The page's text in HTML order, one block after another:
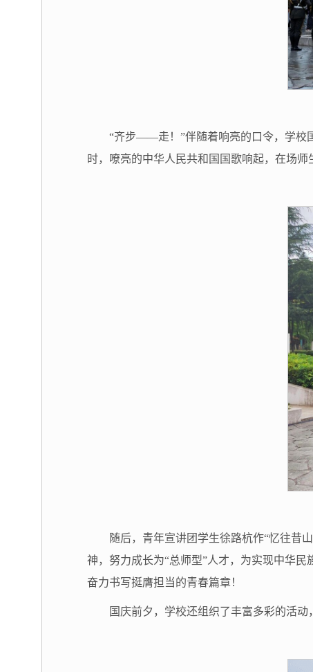
“齐步——走！”伴随着响亮的口令，学校
时，嘹亮的中华人民共和国国歌响起，在场
随后，青年宣讲团学生徐路杭作“忆往昔
神，努力成长为“总师型”人才，为实现中华
奋力书写挺膺担当的青春篇章！
国庆前夕，学校还组织了丰富多彩的活动